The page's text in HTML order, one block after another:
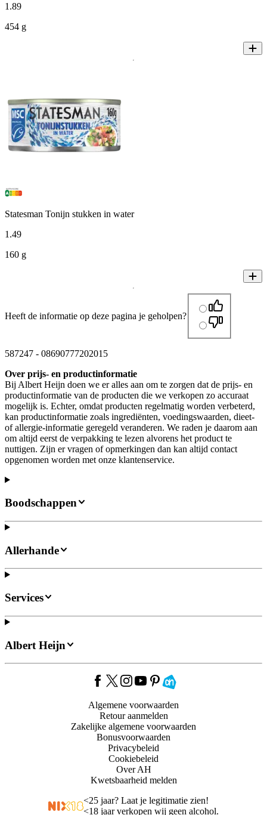
1 .89
454 g
Statesman Tonijn stukken in water
1 .49
160 g
Heeft de informatie op deze pagina je geholpen?
587247 - 08690777202015
Over prijs- en productinformatie
Bij Albert Heijn doen we er alles aan om te zorgen dat de prijs- en
productinformatie van de producten die we verkopen zo accuraat
mogelijk is. Echter, omdat producten regelmatig worden verbeterd,
kan productinformatie zoals ingrediënten, voedingswaarden, dieet-
of allergie-informatie geregeld veranderen. We raden je daarom aan
om altijd eerst de verpakking te lezen alvorens het product te
nuttigen. Zijn er vragen of opmerkingen dan kan altijd contact
opgenomen worden met onze klantenservice.
Boodschappen
Allerhande
Services
Albert Heijn
Algemene voorwaarden
Retour aanmelden
Zakelijke algemene voorwaarden
Bonusvoorwaarden
Privacybeleid
Cookiebeleid
Over AH
Kwetsbaarheid melden
<25 jaar? Laat je legitimatie zien!
<18 jaar verkopen wij geen alcohol.